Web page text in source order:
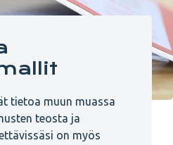
tietoa muun muassa
teosta ja
on myös